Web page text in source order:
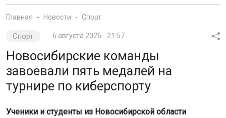
Главная Новости Спорт
Спорт 6 августа 2026 - 21:57
Новосибирские команды
завоевали пять медалей на
турнире по киберспорту
Ученики и студенты из Новосибирской области